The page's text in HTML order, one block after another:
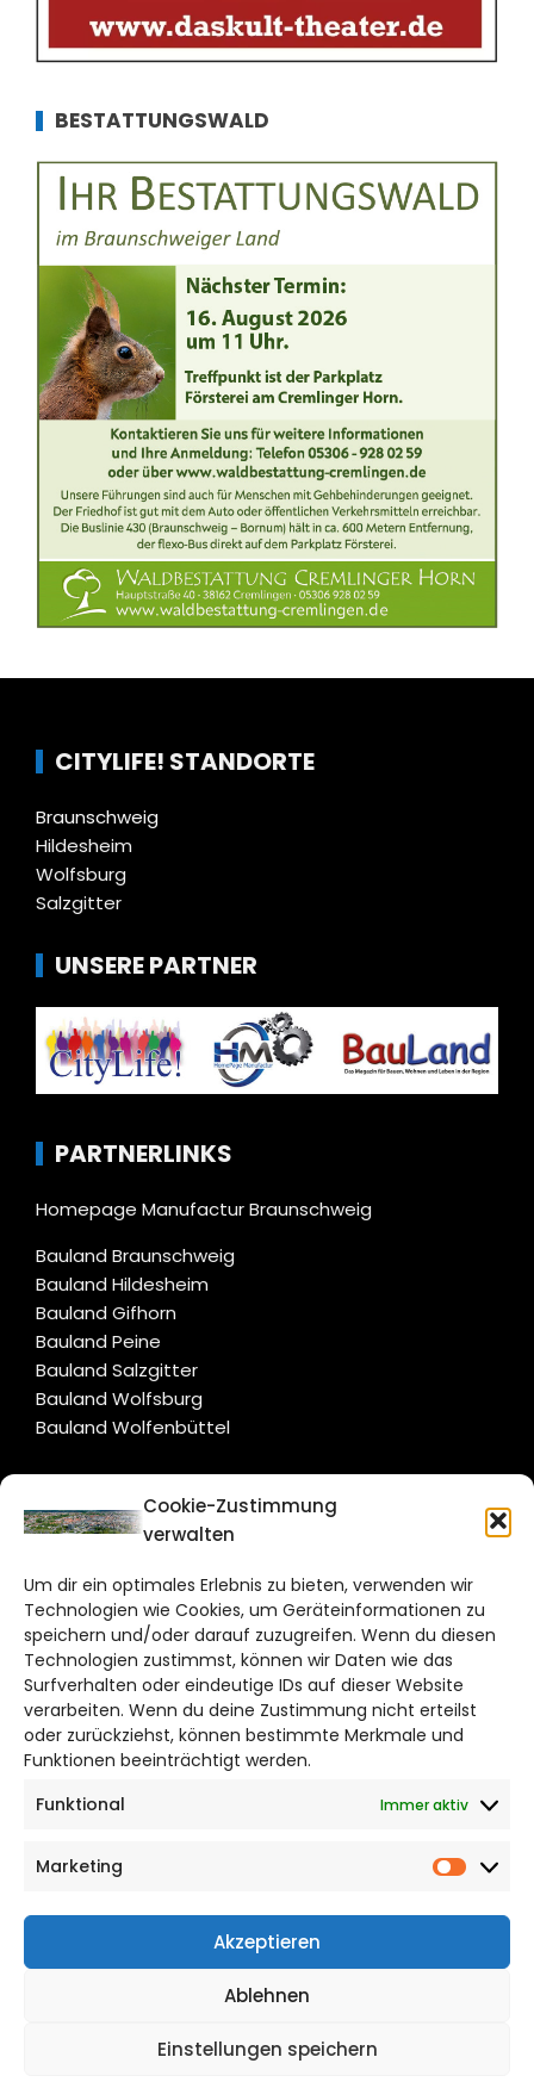
Cookie-Zustimmung
verwalten
Um dir ein optimales Erlebnis zu bieten, verwenden wir
Technologien wie Cookies, um Geräteinformationen zu
speichern und/oder darauf zuzugreifen. Wenn du diesen
Technologien zustimmst, können wir Daten wie das
Surfverhalten oder eindeutige IDs auf dieser Website
verarbeiten. Wenn du deine Zustimmung nicht erteilst
oder zurückziehst, können bestimmte Merkmale und
Funktionen beeinträchtigt werden.
Funktional
Immer aktiv
Marketing
Akzeptieren
Ablehnen
Einstellungen speichern
BESTATTUNGSWALD
CITYLIFE! STANDORTE
Braunschweig
Hildesheim
Wolfsburg
Salzgitter
UNSERE PARTNER
PARTNERLINKS
Homepage Manufactur Braunschweig
Bauland Braunschweig
Bauland Hildesheim
Bauland Gifhorn
Bauland Peine
Bauland Salzgitter
Bauland Wolfsburg
Bauland Wolfenbüttel
CITYLIFE!
Bruchtorwall 12
38100 Braunschweig
Telefon: 0531 387220 – 65
DAS STADTMAGAZIN FÜR
BRAUNSCHWEIG
Impressum
Cookie Richtlinie
CITYLIFE! BEI FACEBOOK